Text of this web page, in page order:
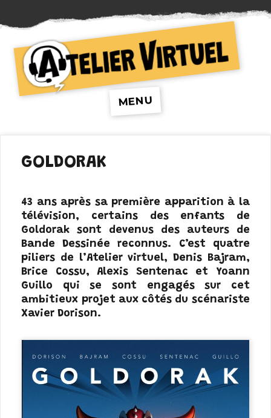
Atelier VirtuelMENU
GOLDORAK
43 ans après sa première apparition à la
télévision, certains des enfants de
Goldorak sont devenus des auteurs de
Bande Dessinée reconnus. C’est quatre
piliers de l’Atelier virtuel, Denis Bajram,
Brice Cossu, Alexis Sentenac et Yoann
Guillo qui se sont engagés sur cet
ambitieux projet aux côtés du scénariste
Xavier Dorison.